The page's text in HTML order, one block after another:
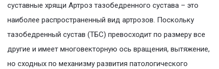
суставные хрящи Артроз тазобедренного сустава – это
наиболее распространенный вид артрозов. Поскольку
тазобедренный сустав (ТБС) превосходит по размеру все
другие и имеет многовекторную ось вращения, вытяжение,
но сходных по механизму развития патологического